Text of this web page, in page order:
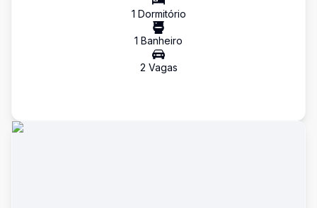
1 Dormitório
1 Banheiro
2 Vagas